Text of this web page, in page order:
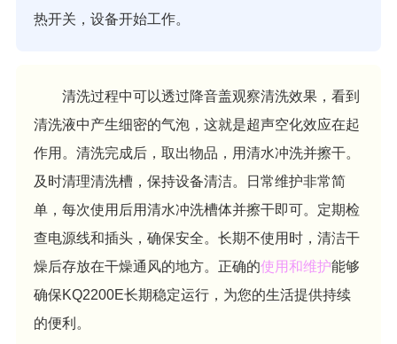
热开关，设备开始工作。
清洗过程中可以透过降音盖观察清洗效果，看到
清洗液中产生细密的气泡，这就是超声空化效应在起
作用。清洗完成后，取出物品，用清水冲洗并擦干。
及时清理清洗槽，保持设备清洁。日常维护非常简
单，每次使用后用清水冲洗槽体并擦干即可。定期检
查电源线和插头，确保安全。长期不使用时，清洁干
燥后存放在干燥通风的地方。正确的使用和维护能够
确保KQ2200E长期稳定运行，为您的生活提供持续
的便利。